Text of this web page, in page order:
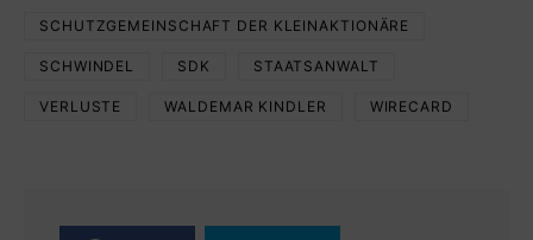
SCHUTZGEMEINSCHAFT DER KLEINAKTIONÄRE
SCHWINDEL SDK STAATSANWALT
VERLUSTE WALDEMAR KINDLER WIRECARD